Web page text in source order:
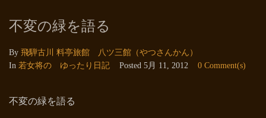
不変の緑を語る
By 飛騨古川 料亭旅館 八ツ三館（やつさんかん）
In 若女将の ゆったり日記 Posted 5月 11, 2012 0 Comment(s)
不変の緑を語る